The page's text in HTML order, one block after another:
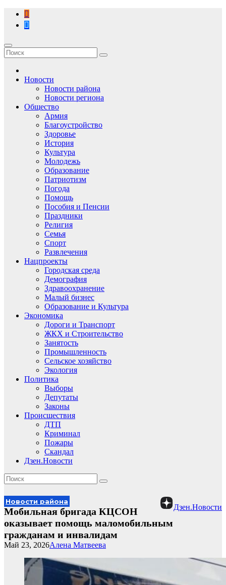
Перейти
содержимому
Новости
Новости района
Новости региона
Общество
Армия
Благоустройство
Здоровье
История
Культура
Молодежь
Образование
Патриотизм
Погода
Помощь
Пособия и Пенсии
Праздники
Религия
Семья
Спорт
Развлечения
Нацпроекты
Городская среда
Демография
Здравоохранение
Малый бизнес
Образование и Культура
Экономика
Дороги и Транспорт
ЖКХ и Строительство
Занятость
Промышленность
Сельское хозяйство
Экология
Политика
Выборы
Депутаты
Законы
Происшествия
ДТП
Криминал
Пожары
Скандал
Дзен.Новости
Дзен.Новости
Новости района
Мобильная бригада КЦСОН
оказывает помощь маломобильным
гражданам и инвалидам
Алена Матвеева
Май 23, 2026